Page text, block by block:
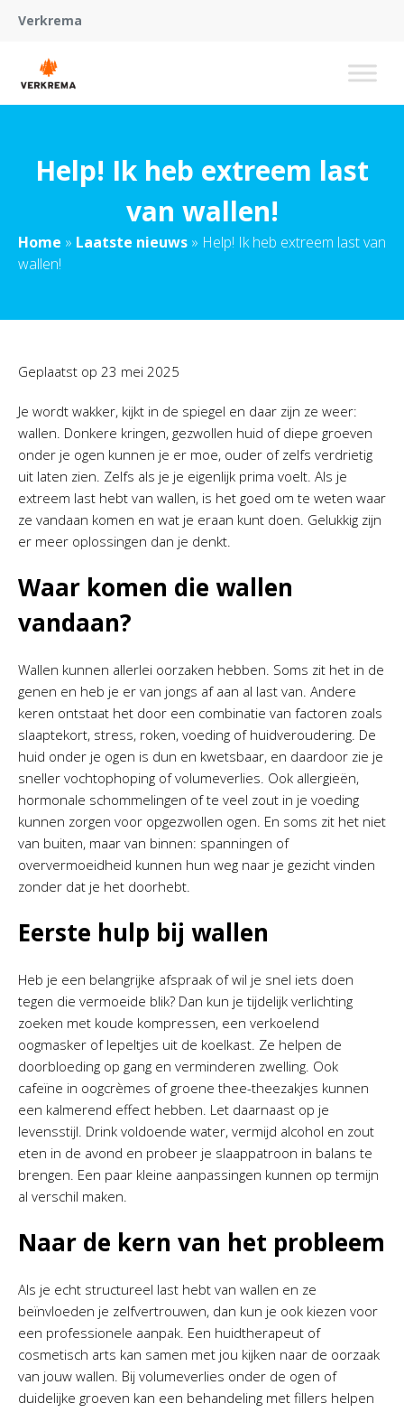
Verkrema
Help! Ik heb extreem last
van wallen!
Home » Laatste nieuws » Help! Ik heb extreem last van
wallen!
Geplaatst op 23 mei 2025
Je wordt wakker, kijkt in de spiegel en daar zijn ze weer:
wallen. Donkere kringen, gezwollen huid of diepe groeven
onder je ogen kunnen je er moe, ouder of zelfs verdrietig
uit laten zien. Zelfs als je je eigenlijk prima voelt. Als je
extreem last hebt van wallen, is het goed om te weten waar
ze vandaan komen en wat je eraan kunt doen. Gelukkig zijn
er meer oplossingen dan je denkt.
Waar komen die wallen
vandaan?
Wallen kunnen allerlei oorzaken hebben. Soms zit het in de
genen en heb je er van jongs af aan al last van. Andere
keren ontstaat het door een combinatie van factoren zoals
slaaptekort, stress, roken, voeding of huidveroudering. De
huid onder je ogen is dun en kwetsbaar, en daardoor zie je
sneller vochtophoping of volumeverlies. Ook allergieën,
hormonale schommelingen of te veel zout in je voeding
kunnen zorgen voor opgezwollen ogen. En soms zit het niet
van buiten, maar van binnen: spanningen of
oververmoeidheid kunnen hun weg naar je gezicht vinden
zonder dat je het doorhebt.
Eerste hulp bij wallen
Heb je een belangrijke afspraak of wil je snel iets doen
tegen die vermoeide blik? Dan kun je tijdelijk verlichting
zoeken met koude kompressen, een verkoelend
oogmasker of lepeltjes uit de koelkast. Ze helpen de
doorbloeding op gang en verminderen zwelling. Ook
cafeïne in oogcrèmes of groene thee-theezakjes kunnen
een kalmerend effect hebben. Let daarnaast op je
levensstijl. Drink voldoende water, vermijd alcohol en zout
eten in de avond en probeer je slaappatroon in balans te
brengen. Een paar kleine aanpassingen kunnen op termijn
al verschil maken.
Naar de kern van het probleem
Als je echt structureel last hebt van wallen en ze
beïnvloeden je zelfvertrouwen, dan kun je ook kiezen voor
een professionele aanpak. Een huidtherapeut of
cosmetisch arts kan samen met jou kijken naar de oorzaak
van jouw wallen. Bij volumeverlies onder de ogen of
duidelijke groeven kan een behandeling met fillers helpen